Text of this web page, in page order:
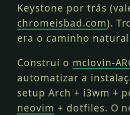
Keystone por trás
chromeisbad.com).
era o caminho
Construí o mclovin-
automatizar a
setup Arch + i3wm +
neovim + dotfiles. O